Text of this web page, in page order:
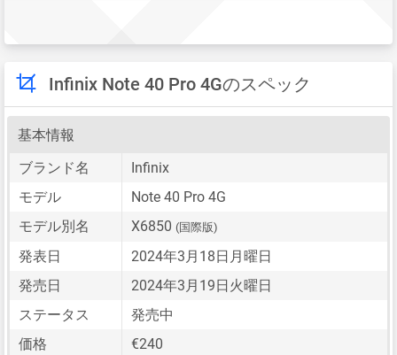
Infinix Note 40 Pro 4Gのスペック
基本情報
ブランド名
Infinix
モデル
Note 40 Pro 4G
モデル別名
X6850 (国際版)
発表日
2024年3月18日月曜日
発売日
2024年3月19日火曜日
ステータス
発売中
価格
€240